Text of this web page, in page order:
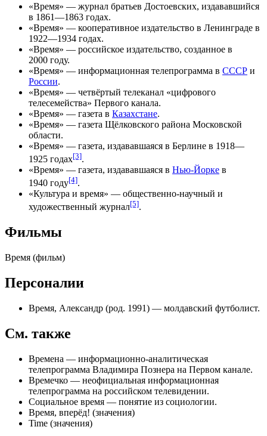
«Время» — журнал братьев Достоевских, издававшийся
в 1861—1863 годах.
«Время» — кооперативное издательство в Ленинграде в
1922—1934 годах.
«Время» — российское издательство, созданное в
2000 году.
«Время» — информационная телепрограмма в СССР и
России.
«Время» — четвёртый телеканал «цифрового
телесемейства» Первого канала.
«Время» — газета в Казахстане.
«Время» — газета Щёлковского района Московской
области.
«Время» — газета, издававшаяся в Берлине в 1918—
1925 годах[3].
«Время» — газета, издававшаяся в Нью-Йорке в
1940 году[4].
«Культура и время» — общественно-научный и
художественный журнал[5].
Фильмы
Время (фильм)
Персоналии
Время, Александр (род. 1991) — молдавский футболист.
См. также
Времена — информационно-аналитическая
телепрограмма Владимира Познера на Первом канале.
Времечко — неофициальная информационная
телепрограмма на российском телевидении.
Социальное время — понятие из социологии.
Время, вперёд! (значения)
Time (значения)